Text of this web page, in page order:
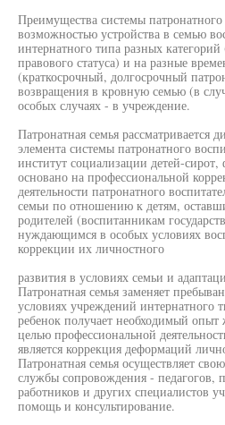
Преимущества системы
возможностью устройства в семью
интернатного типа разных
правового статуса) и на разные
(краткосрочный, долгосрочный
возвращения в кровную семью (в
особых случаях - в учреждение.
Патронатная семья рассматривается
элемента системы патронатного
институт социализации детей-
основано на профессиональной
деятельности патронатного
семьи по отношению к детям,
родителей (воспитанникам
нуждающимся в особых условиях
коррекции их личностного
развития в условиях семьи и
Патронатная семья заменяет
условиях учреждений интернатного
ребенок получает необходимый
целью профессиональной
является коррекция деформаций
Патронатная семья осуществляет
службы сопровождения - педагогов,
работников и других специалистов
помощь и консультирование.